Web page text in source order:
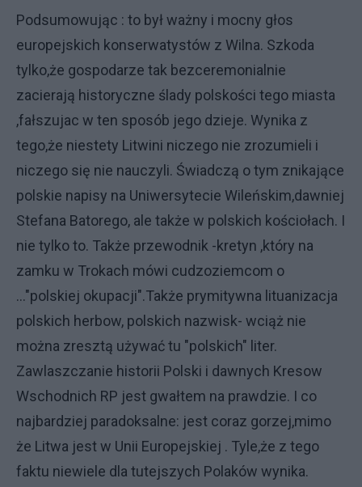
Podsumowując : to był ważny i mocny głos
europejskich konserwatystów z Wilna. Szkoda
tylko,że gospodarze tak bezceremonialnie
zacierają historyczne ślady polskości tego miasta
,fałszujac w ten sposób jego dzieje. Wynika z
tego,że niestety Litwini niczego nie zrozumieli i
niczego się nie nauczyli. Świadczą o tym znikające
polskie napisy na Uniwersytecie Wileńskim,dawniej
Stefana Batorego, ale także w polskich kościołach. I
nie tylko to. Także przewodnik -kretyn ,który na
zamku w Trokach mówi cudzoziemcom o
..."polskiej okupacji".Także prymitywna lituanizacja
polskich herbow, polskich nazwisk- wciąż nie
można zresztą używać tu "polskich" liter.
Zawlaszczanie historii Polski i dawnych Kresow
Wschodnich RP jest gwałtem na prawdzie. I co
najbardziej paradoksalne: jest coraz gorzej,mimo
że Litwa jest w Unii Europejskiej . Tyle,że z tego
faktu niewiele dla tutejszych Polaków wynika.